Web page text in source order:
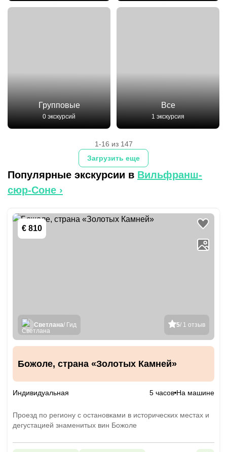
Групповые
0 экскурсий
Все
1 экскурсия
Загрузить еще
1-16 из 147
Популярные экскурсии в Вильфранш-
сюр-Соне ›
€ 810
5/ 1 отзыв
Светлана/ Гид
Божоле, страна «Золотых Камней»
Индивидуальная 5 часов На машине
Проезд по региону с остановками в исторических местах и
дегустацией знаменитых вин Божоле